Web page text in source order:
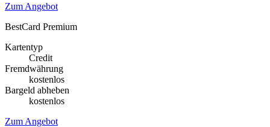
Zum Angebot
BestCard Premium
Kartentyp
Credit
Fremdwährung
kostenlos
Bargeld abheben
kostenlos
Zum Angebot